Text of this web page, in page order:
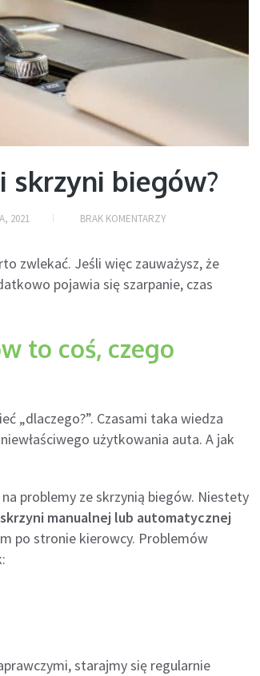
skrzyni biegów?
2021 BRAK KOMENTARZY
zwlekać. Jeśli więc zauważysz, że
pojawia się szarpanie, czas
to coś, czego
„dlaczego?”. Czasami taka wiedza
użytkowania auta. A jak
problemy ze skrzynią biegów. Niestety
manualnej lub automatycznej
po stronie kierowcy. Problemów
starajmy się regularnie